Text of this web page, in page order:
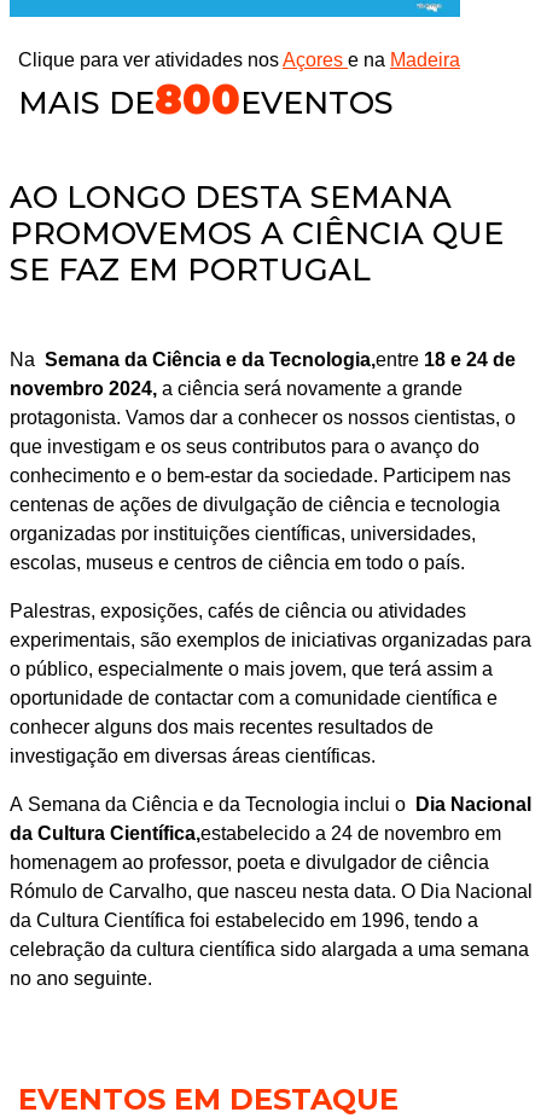
Clique para ver atividades nosAçores e na Madeira
MAIS DE800EVENTOS
AO LONGO DESTA SEMANA
PROMOVEMOS A CIÊNCIA QUE
SE FAZ EM PORTUGAL
Na Semana da Ciência e da Tecnologia,entre18 e 24 de
novembro 2024, a ciência será novamente a grande
protagonista. Vamos dar a conhecer os nossos cientistas, o
que investigam e os seus contributos para o avanço do
conhecimento e o bem-estar da sociedade. Participem nas
centenas de ações de divulgação de ciência e tecnologia
organizadas por instituições científicas, universidades,
escolas, museus e centros de ciência em todo o país.
Palestras, exposições, cafés de ciência ou atividades
experimentais, são exemplos de iniciativas organizadas para
o público, especialmente o mais jovem, que terá assim a
oportunidade de contactar com a comunidade científica e
conhecer alguns dos mais recentes resultados de
investigação em diversas áreas científicas.
A Semana da Ciência e da Tecnologia inclui o
Dia Nacional
da Cultura Científica,estabelecido a 24 de novembro em
homenagem ao professor, poeta e divulgador de ciência
Rómulo de Carvalho, que nasceu nesta data. O Dia Nacional
da Cultura Científica foi estabelecido em 1996, tendo a
celebração da cultura científica sido alargada a uma semana
no ano seguinte.
EVENTOS EM DESTAQUE